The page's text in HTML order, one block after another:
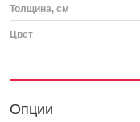
Толщина, см
Цвет
Опции